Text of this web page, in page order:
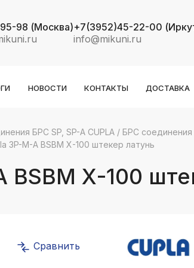
98 (Москва)+7(3952)45-22-00
info@mikuni.ru
НОВОСТИ КОНТАКТЫ ДОСТАВКА
БРС SP, SP-A CUPLA/ БРС соединения
3P-M-A BSBM X-100 штекер латунь
X-100
Сравнить